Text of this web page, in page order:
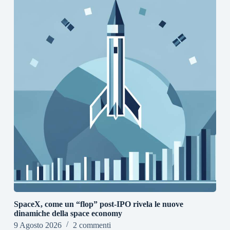
SpaceX, come un “flop” post-IPO rivela le nuove
dinamiche della space economy
9 Agosto 2026
2 commenti